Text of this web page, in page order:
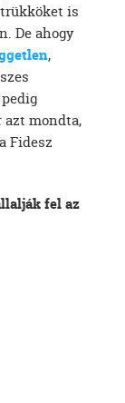
is
De ahogy
,
azt mondta,
Fidesz
fel az